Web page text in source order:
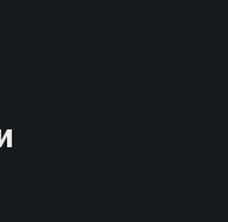
Летучий надзор
в хорошем HD